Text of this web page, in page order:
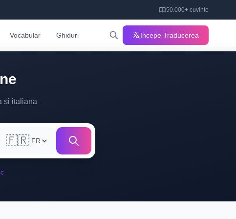
50.000+ cuvinte
Vocabular Ghiduri Incepe Traducerea
si italiana
🇫🇷